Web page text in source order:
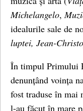
Michelangelo,
idealurile sale de
luptei, Jean-
În timpul Primului
denunțând voința
fost traduse în mai
l-au făcut în mare